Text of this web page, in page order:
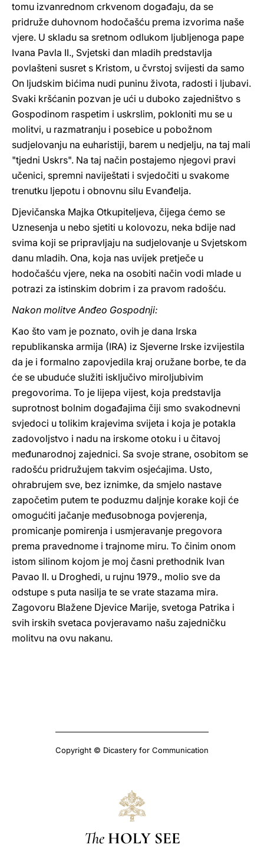
tomu izvanrednom crkvenom događaju, da se
pridruže duhovnom hodočašću prema izvorima naše
vjere. U skladu sa sretnom odlukom ljubljenoga pape
Ivana Pavla II., Svjetski dan mladih predstavlja
povlašteni susret s Kristom, u čvrstoj svijesti da samo
On ljudskim bićima nudi puninu života, radosti i ljubavi.
Svaki kršćanin pozvan je ući u duboko zajedništvo s
Gospodinom raspetim i uskrslim, pokloniti mu se u
molitvi, u razmatranju i posebice u pobožnom
sudjelovanju na euharistiji, barem u nedjelju, na taj mali
"tjedni Uskrs". Na taj način postajemo njegovi pravi
učenici, spremni naviještati i svjedočiti u svakome
trenutku ljepotu i obnovnu silu Evanđelja.
Djevičanska Majka Otkupiteljeva, čijega ćemo se
Uznesenja u nebo sjetiti u kolovozu, neka bdije nad
svima koji se pripravljaju na sudjelovanje u Svjetskom
danu mladih. Ona, koja nas uvijek pretječe u
hodočašću vjere, neka na osobiti način vodi mlade u
potrazi za istinskim dobrim i za pravom radošću.
Nakon molitve Anđeo Gospodnji:
Kao što vam je poznato, ovih je dana Irska
republikanska armija (IRA) iz Sjeverne Irske izvijestila
da je i formalno zapovjedila kraj oružane borbe, te da
će se ubuduće služiti isključivo miroljubivim
pregovorima. To je lijepa vijest, koja predstavlja
suprotnost bolnim događajima čiji smo svakodnevni
svjedoci u tolikim krajevima svijeta i koja je potakla
zadovoljstvo i nadu na irskome otoku i u čitavoj
međunarodnoj zajednici. Sa svoje strane, osobitom se
radošću pridružujem takvim osjećajima. Usto,
ohrabrujem sve, bez iznimke, da smjelo nastave
započetim putem te poduzmu daljnje korake koji će
omogućiti jačanje međusobnoga povjerenja,
promicanje pomirenja i usmjeravanje pregovora
prema pravednome i trajnome miru. To činim onom
istom silinom kojom je moj časni prethodnik Ivan
Pavao II. u Droghedi, u rujnu 1979., molio sve da
odstupe s puta nasilja te se vrate stazama mira.
Zagovoru Blažene Djevice Marije, svetoga Patrika i
svih irskih svetaca povjeravamo našu zajedničku
molitvu na ovu nakanu.
Copyright © Dicastery for Communication
The HOLY SEE